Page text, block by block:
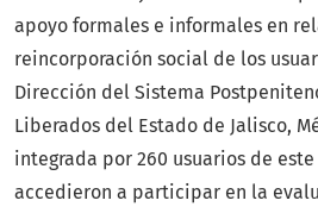
apoyo formales e informales en
reincorporación social de los
Dirección del Sistema
Liberados del Estado de Jalisco,
integrada por 260 usuarios de
accedieron a participar en la